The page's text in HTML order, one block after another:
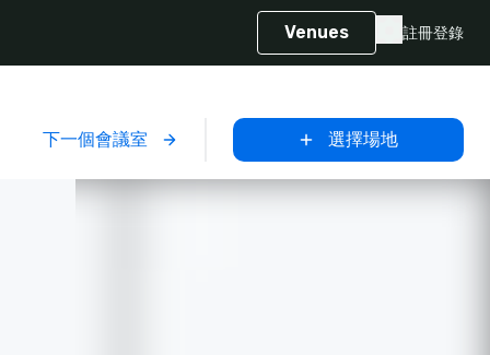
Venues 註冊登錄
下一個會議室 選擇場地